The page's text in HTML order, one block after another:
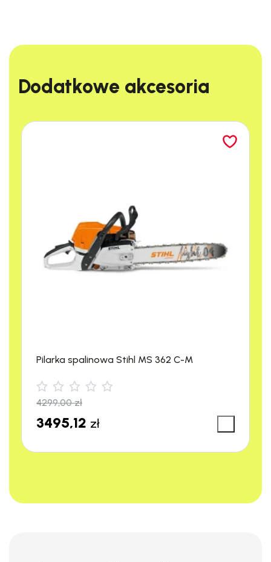
Wytrzymały
poliamid
Długość: 19 cm
Struktura
powierzchni:
Zapewniająca
Kąt klina:
Certyfikat:
Komisji Kontroli
Dodatkowe akcesoria​
Pilarka spalinowa Stihl MS 362 C-M
4299,00zł
3495,12 zł